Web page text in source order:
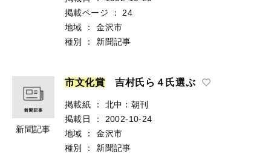
掲載ページ
：
24
地域
：
金沢市
種別
： 新聞記事
新聞記事
市文化賞 吉村氏ら４氏選ぶ
掲載紙 ：
北中：朝刊
掲載日
：
2002-10-24
地域
：
金沢市
種別
： 新聞記事